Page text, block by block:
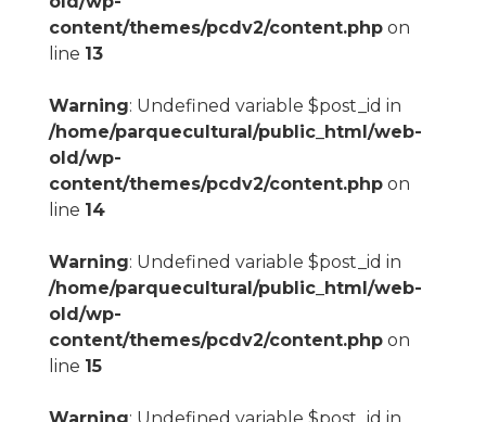
content/themes/pcdv2/content.phpon
line 13
Warning: Undefined variable $post_id in
/home/parquecultural/public_html/web-
old/wp-
content/themes/pcdv2/content.phpon
line 14
Warning: Undefined variable $post_id in
/home/parquecultural/public_html/web-
old/wp-
content/themes/pcdv2/content.phpon
line 15